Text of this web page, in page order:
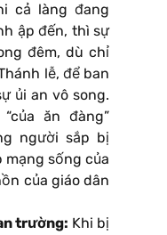
cả làng đang
ập đến, thì sự
đêm, dù chỉ
lễ, để ban
ủi an vô song.
ăn đàng”
người sắp bị
mạng sống của
của giáo dân
trường: Khi bị